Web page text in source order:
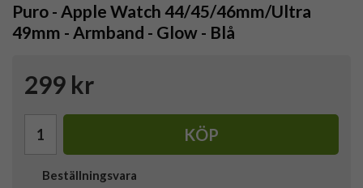
Puro - Apple Watch 44/45/46mm/Ultra
49mm - Armband - Glow - Blå
299 kr
KÖP
Beställningsvara